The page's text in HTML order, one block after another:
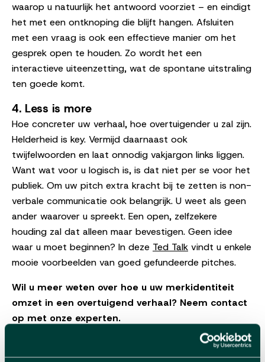
waarop u natuurlijk het antwoord voorziet – en eindigt
het met een ontknoping die blijft hangen. Afsluiten
met een vraag is ook een effectieve manier om het
gesprek open te houden. Zo wordt het een
interactieve uiteenzetting, wat de spontane uitstraling
ten goede komt.
4. Less is more
Hoe concreter uw verhaal, hoe overtuigender u zal zijn.
Helderheid is key. Vermijd daarnaast ook
twijfelwoorden en laat onnodig vakjargon links liggen.
Want wat voor u logisch is, is dat niet per se voor het
publiek. Om uw pitch extra kracht bij te zetten is non-
verbale communicatie ook belangrijk. U weet als geen
ander waarover u spreekt. Een open, zelfzekere
houding zal dat alleen maar bevestigen. Geen idee
waar u moet beginnen? In deze Ted Talk vindt u enkele
mooie voorbeelden van goed gefundeerde pitches.
Wil u meer weten over hoe u uw merkidentiteit
omzet in een overtuigend verhaal? Neem contact
op met onze experten.
Gepubliceerd op 17/12/21